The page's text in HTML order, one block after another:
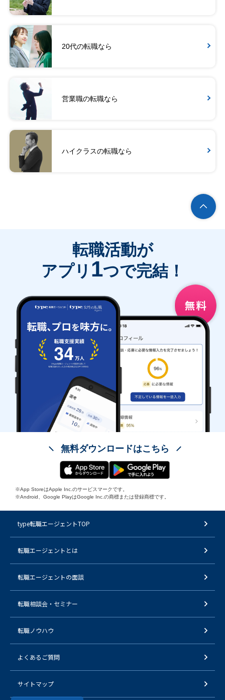
20代の転職なら
営業職の転職なら
ハイクラスの転職なら
転職活動が
アプリ 1つで完結！
無料ダウンロードはこちら
※App StoreはApple Inc.のサービスマークです。
※Android、Google PlayはGoogle Inc.の商標または登録商標です。
type転職エージェントTOP
転職エージェントとは
転職エージェントの面談
転職相談会・セミナー
転職ノウハウ
よくあるご質問
サイトマップ